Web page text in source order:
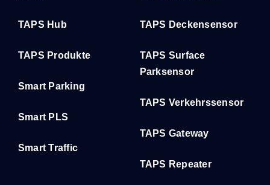
TAPS Hub
TAPS Produkte
Smart Parking
Smart PLS
Smart Traffic
TAPS Deckensensor
TAPS Surface
Parksensor
TAPS Verkehrssensor
TAPS Gateway
TAPS Repeater